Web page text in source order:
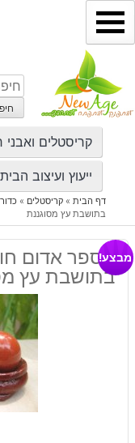
דילוג
לתוכן
קריסטלים ואבני
ייעוץ ועיצוב הבית
דף הבית» קריסטלים »
בתושבת עץ מסוגננת
ג'ספר אדום
בתושבת עץ
מבצע!